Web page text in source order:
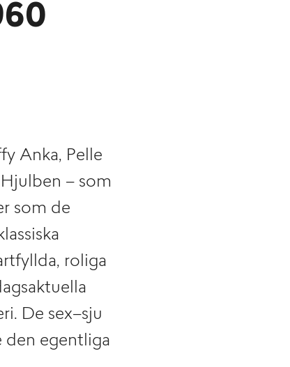
Anka, Pelle
– som
som de
roliga
De sex–sju
den egentliga